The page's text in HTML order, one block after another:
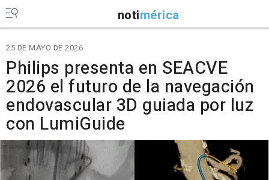
notimérica
25 DE MAYO DE 2026
Philips presenta en SEACVE
2026 el futuro de la navegación
endovascular 3D guiada por luz
con LumiGuide